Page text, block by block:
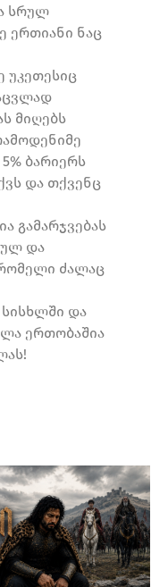
სრულ
ერთიანი ნაც
უკეთესიც
მიღებს
ბარიერს
და თქვენც
გამარჯვებას
და
ძალაც
და
ერთობაშია